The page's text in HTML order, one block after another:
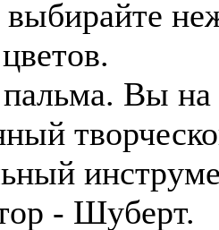
Вы на
- Шуберт.